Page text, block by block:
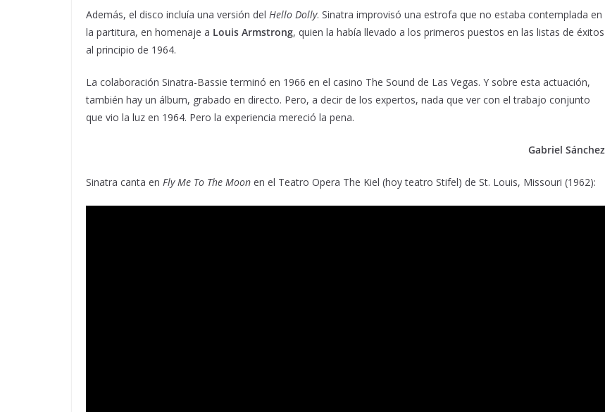
Además, el disco incluía una versión del Hello Dolly. Sinatra improvisó una estrofa que no estaba contemplada en
la partitura, en homenaje a Louis Armstrong, quien la había llevado a los primeros puestos en las listas de éxitos
al principio de 1964.
La colaboración Sinatra-Bassie terminó en 1966 en el casino The Sound de Las Vegas. Y sobre esta actuación,
también hay un álbum, grabado en directo. Pero, a decir de los expertos, nada que ver con el trabajo conjunto
que vio la luz en 1964. Pero la experiencia mereció la pena.
Gabriel Sánchez
Sinatra canta en Fly Me To The Moon en el Teatro Opera The Kiel (hoy teatro Stifel) de St. Louis, Missouri (1962):